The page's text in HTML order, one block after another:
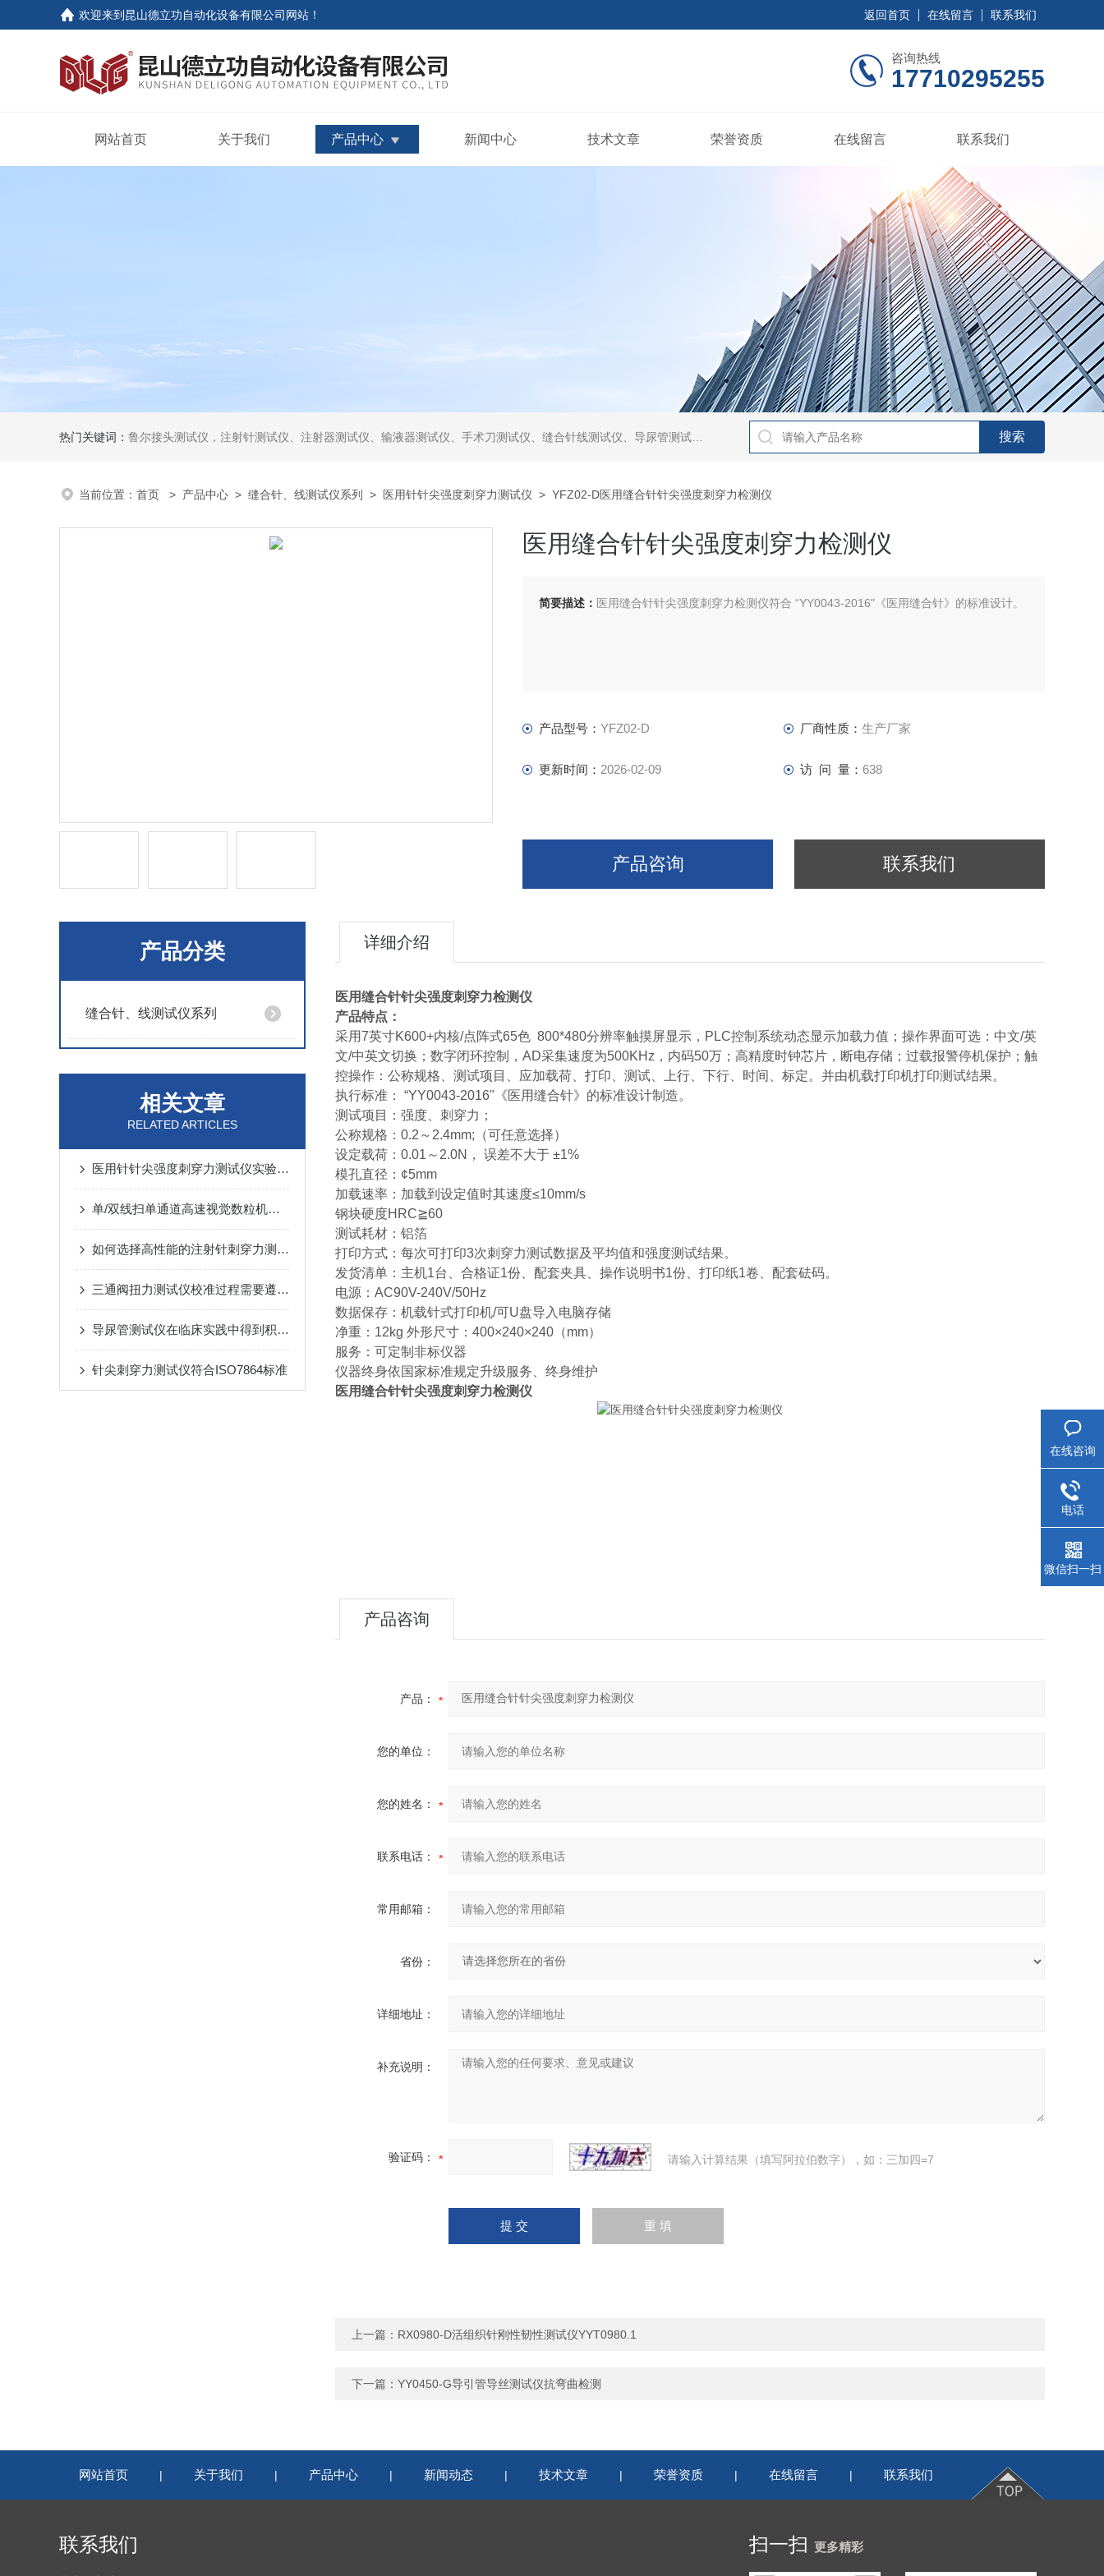
欢迎来到 昆山德立功自动化设备有限公司网站 ！ 返回首页 在线留言 联系我们
咨询热线
17710295255
网站首页 关于我们 产品中心 新闻中心 技术文章 荣誉资质 在线留言 联系我们
热门关键词： 鲁尔接头测试仪，注射针测试仪、注射器测试仪、输液器测试仪、手术刀测试仪、缝合针线测试仪、导尿管测试仪、医用镊钳测试仪、导引管导丝测试仪、针灸针测试仪、留置针测试仪
当前位置： 首页 > 产品中心 > 缝合针、线测试仪系列 > 医用针针尖强度刺穿力测试仪 > YFZ02-D医用缝合针针尖强度刺穿力检测仪
医用缝合针针尖强度刺穿力检测仪
简要描述： 医用缝合针针尖强度刺穿力检测仪符合 “YY0043-2016"《医用缝合针》的标准设计。
产品型号： YFZ02-D 厂商性质： 生产厂家
更新时间： 2026-02-09 访 问 量： 638
产品咨询 联系我们
产品分类
缝合针、线测试仪系列
相关文章
RELATED ARTICLES
医用针针尖强度刺穿力测试仪实验过程
单/双线扫单通道高速视觉数粒机的安全操作
如何选择高性能的注射针刺穿力测试仪？
三通阀扭力测试仪校准过程需要遵循标准化的方法
导尿管测试仪在临床实践中得到积极评价并取得显著成效
针尖刺穿力测试仪符合ISO7864标准
详细介绍
医用缝合针针尖强度刺穿力检测仪
产品特点：
采用7英寸K600+内核/点阵式65色 800*480分辨率触摸屏显示，PLC控制系统动态显示加载力值；操作界面可选：中文/英
文/中英文切换；数字闭环控制，AD采集速度为500KHz，内码50万；高精度时钟芯片，断电存储；过载报警停机保护；触
控操作：公称规格、测试项目、应加载荷、打印、测试、上行、下行、时间、标定。并由机载打印机打印测试结果。
执行标准： “YY0043-2016"《医用缝合针》的标准设计制造。
测试项目：强度、刺穿力；
公称规格：0.2～2.4mm;（可任意选择）
设定载荷：0.01～2.0N， 误差不大于 ±1%
模孔直径：¢5mm
加载速率：加载到设定值时其速度≤10mm/s
钢块硬度HRC≧60
测试耗材：铝箔
打印方式：每次可打印3次刺穿力测试数据及平均值和强度测试结果。
发货清单：主机1台、合格证1份、配套夹具、操作说明书1份、打印纸1卷、配套砝码。
电源：AC90V-240V/50Hz
数据保存：机载针式打印机/可U盘导入电脑存储
净重：12kg 外形尺寸：400×240×240（mm）
服务：可定制非标仪器
仪器终身依国家标准规定升级服务、终身维护
医用缝合针针尖强度刺穿力检测仪
产品咨询
产品：
您的单位：
您的姓名：
联系电话：
常用邮箱：
省份：
详细地址：
补充说明：
验证码： 请输入计算结果（填写阿拉伯数字），如：三加四=7
上一篇： RX0980-D活组织针刚性韧性测试仪YYT0980.1
下一篇： YY0450-G导引管导丝测试仪抗弯曲检测
网站首页 | 关于我们 | 产品中心 | 新闻动态 | 技术文章 | 荣誉资质 | 在线留言 | 联系我们
联系我们 扫一扫 更多精彩
在线咨询
电话
微信扫一扫